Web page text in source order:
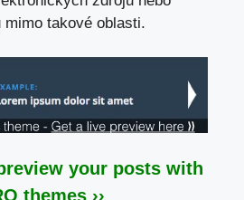
takové oblasti.
your posts with
themes ››